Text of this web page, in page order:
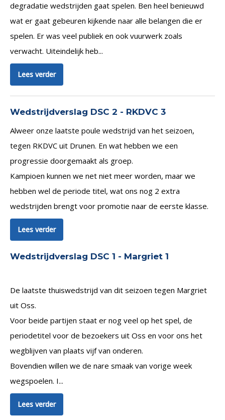
degradatie wedstrijden gaat spelen. Ben heel benieuwd
wat er gaat gebeuren kijkende naar alle belangen die er
spelen. Er was veel publiek en ook vuurwerk zoals
verwacht. Uiteindelijk heb...
Lees verder
Wedstrijdverslag DSC 2 - RKDVC 3
Alweer onze laatste poule wedstrijd van het seizoen,
tegen RKDVC uit Drunen. En wat hebben we een
progressie doorgemaakt als groep.
Kampioen kunnen we net niet meer worden, maar we
hebben wel de periode titel, wat ons nog 2 extra
wedstrijden brengt voor promotie naar de eerste klasse.
Lees verder
Wedstrijdverslag DSC 1 - Margriet 1
De laatste thuiswedstrijd van dit seizoen tegen Margriet
uit Oss.
Voor beide partijen staat er nog veel op het spel, de
periodetitel voor de bezoekers uit Oss en voor ons het
wegblijven van plaats vijf van onderen.
Bovendien willen we de nare smaak van vorige week
wegspoelen. I...
Lees verder